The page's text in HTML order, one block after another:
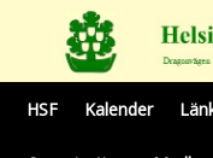
HSF Kalender